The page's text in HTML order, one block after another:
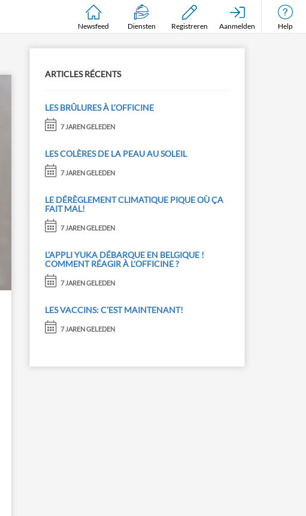
Newsfeed Diensten Registreren Aanmelden Help
ARTICLES RÉCENTS
LES BRÛLURES À L’OFFICINE
7 JAREN GELEDEN
LES COLÈRES DE LA PEAU AU SOLEIL
7 JAREN GELEDEN
LE DÉRÈGLEMENT CLIMATIQUE PIQUE OÙ ÇA
FAIT MAL!
7 JAREN GELEDEN
L’APPLI YUKA DÉBARQUE EN BELGIQUE !
COMMENT RÉAGIR À L'OFFICINE ?
7 JAREN GELEDEN
LES VACCINS: C’EST MAINTENANT!
7 JAREN GELEDEN